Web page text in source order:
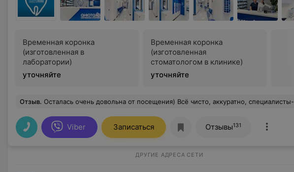
Временная коронка
(изготовленная в
лаборатории)
уточняйте
Временная коронка
(изготовленная
стоматологом в клинике)
уточняйте
Отзыв. Осталась очень довольна от посещения) Всё чисто, аккуратно, специалисты- настоящие профессионалы!
Viber Записаться Отзывы131
ДРУГИЕ АДРЕСА СЕТИ